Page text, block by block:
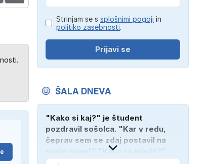
Strinjam se s splošnimi pogoji in
politiko zasebnosti.
Prijavi se
ŠALA DNEVA
"Kako si kaj?" je študent
pozdravil sošolca. "Kar v redu,
čeprav sem se zdaj postavil na
svoje noge!" "Kako to misliš?"